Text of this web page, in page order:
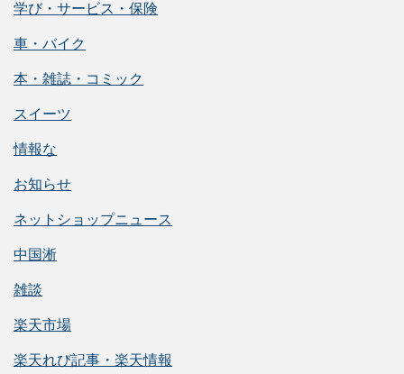
学び・サービス・保険
車・バイク
本・雑誌・コミック
スイーツ
情報な
お知らせ
ネットショップニュース
中国淅
雑談
楽天市場
楽天れび記事・楽天情報